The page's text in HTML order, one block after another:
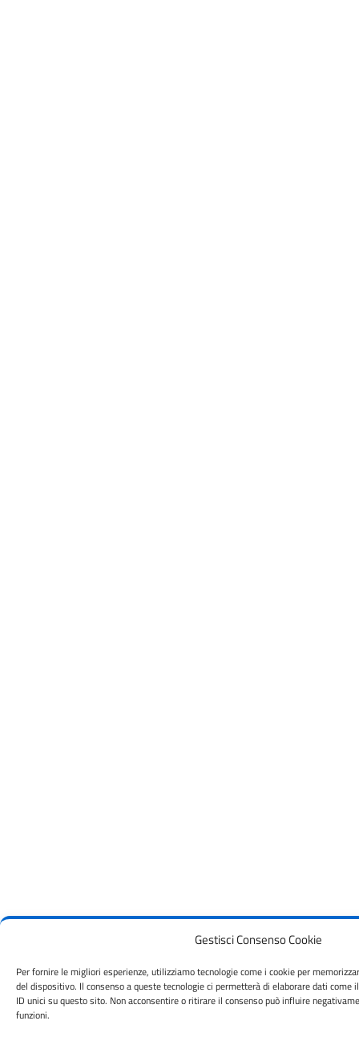
Gestisci Consenso Cookie
Per fornire le migliori esperienze, utilizziamo tecnologie come i cookie per
del dispositivo. Il consenso a queste tecnologie ci permetterà di elaborare dati come
ID unici su questo sito. Non acconsentire o ritirare il consenso può influire
funzioni.